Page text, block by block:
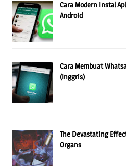
Cara Modern Instal
Android
Cara Membuat
(Inggris)
The Devastating
Organs